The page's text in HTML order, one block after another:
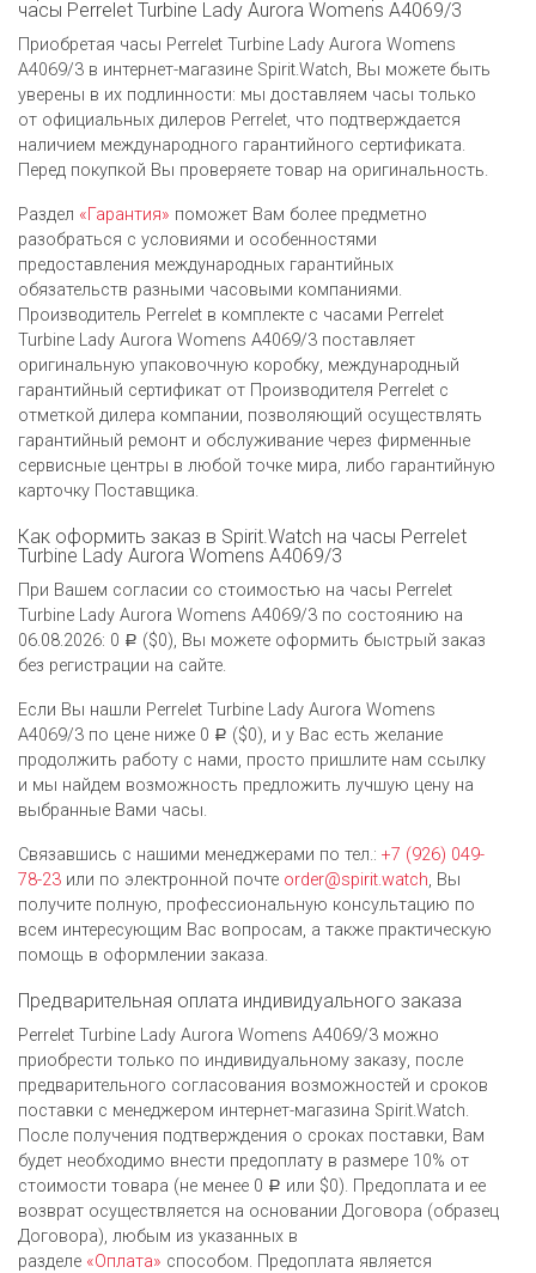
часы Perrelet Turbine Lady Aurora Womens A4069/3
Приобретая часы Perrelet Turbine Lady Aurora Womens
A4069/3 в интернет-магазине Spirit.Watch, Вы можете быть
уверены в их подлинности: мы доставляем часы только
от официальных дилеров Perrelet, что подтверждается
наличием международного гарантийного сертификата.
Перед покупкой Вы проверяете товар на оригинальность.
Раздел «Гарантия» поможет Вам более предметно
разобраться с условиями и особенностями
предоставления международных гарантийных
обязательств разными часовыми компаниями.
Производитель Perrelet в комплекте с часами Perrelet
Turbine Lady Aurora Womens A4069/3 поставляет
оригинальную упаковочную коробку, международный
гарантийный сертификат от Производителя Perrelet c
отметкой дилера компании, позволяющий осуществлять
гарантийный ремонт и обслуживание через фирменные
сервисные центры в любой точке мира, либо гарантийную
карточку Поставщика.
Как оформить заказ в Spirit.Watch на часы Perrelet
Turbine Lady Aurora Womens A4069/3
При Вашем согласии со стоимостью на часы Perrelet
Turbine Lady Aurora Womens A4069/3 по состоянию на
06.08.2026: 0 Р ($0), Вы можете оформить быстрый заказ
без регистрации на сайте.
Если Вы нашли Perrelet Turbine Lady Aurora Womens
A4069/3 по цене ниже 0 Р ($0), и у Вас есть желание
продолжить работу с нами, просто пришлите нам ссылку
и мы найдем возможность предложить лучшую цену на
выбранные Вами часы.
Связавшись с нашими менеджерами по тел.: +7 (926) 049-
78-23 или по электронной почте order@spirit.watch, Вы
получите полную, профессиональную консультацию по
всем интересующим Вас вопросам, а также практическую
помощь в оформлении заказа.
Предварительная оплата индивидуального заказа
Perrelet Turbine Lady Aurora Womens A4069/3 можно
приобрести только по индивидуальному заказу, после
предварительного согласования возможностей и сроков
поставки с менеджером интернет-магазина Spirit.Watch.
После получения подтверждения о сроках поставки, Вам
будет необходимо внести предоплату в размере 10% от
стоимости товара (не менее 0 Р или $0). Предоплата и ее
возврат осуществляется на основании Договора (образец
Договора), любым из указанных в
разделе «Оплата» способом. Предоплата является